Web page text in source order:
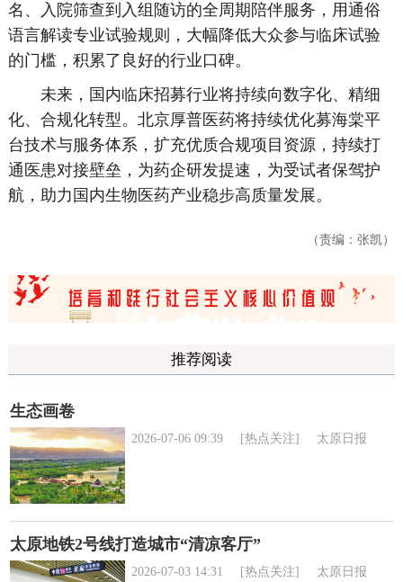
名、入院筛查到入组随访的全周期陪伴服务，用通俗
语言解读专业试验规则，大幅降低大众参与临床试验
的门槛，积累了良好的行业口碑。
未来，国内临床招募行业将持续向数字化、精细
化、合规化转型。北京厚普医药将持续优化募海棠平
台技术与服务体系，扩充优质合规项目资源，持续打
通医患对接壁垒，为药企研发提速，为受试者保驾护
航，助力国内生物医药产业稳步高质量发展。
（责编：张凯）
推荐阅读
生态画卷
2026-07-06 09:39 [热点关注] 太原日报
太原地铁2号线打造城市“清凉客厅”
2026-07-03 14:31 [热点关注] 太原日报